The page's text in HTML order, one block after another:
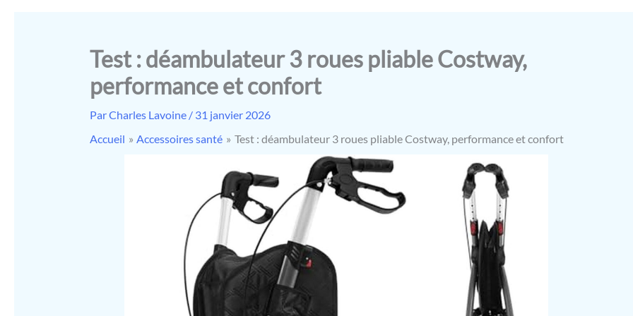
Test : déambulateur 3 roues pliable Costway,
performance et confort
ParCharles Lavoine / 31 janvier 2026
Accueil
Accessoires santé Test : déambulateur 3 roues pliable Costway, performance et confort